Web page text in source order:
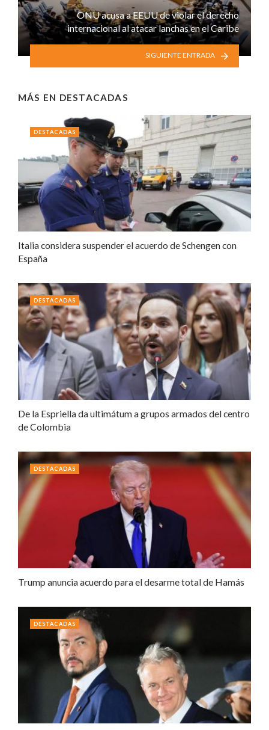
ONU acusa a EEUU de violar el derecho
internacional al atacar lanchas en el Caribe
SIGUIENTE ENTRADA
MÁS EN DESTACADAS
Italia considera suspender el acuerdo de Schengen con
España
DESTACADAS
De la Espriella da ultimátum a grupos armados del centro
de Colombia
DESTACADAS
Trump anuncia acuerdo para el desarme total de Hamás
DESTACADAS
DESTACADAS